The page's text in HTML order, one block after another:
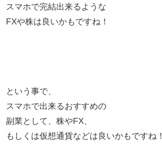
スマホで完結出来るような
FXや株は良いかもですね！
という事で、
スマホで出来るおすすめの
副業として、株やFX、
もしくは仮想通貨などは良いかもですね！